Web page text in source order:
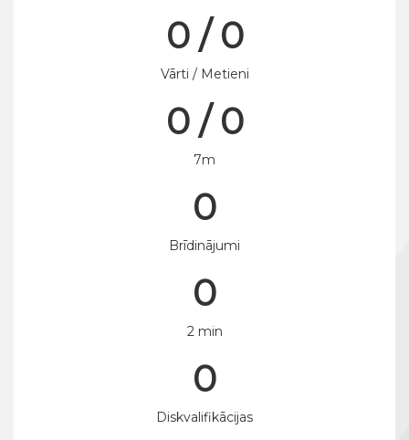
0 / 0
Vārti / Metieni
0 / 0
7m
0
Brīdinājumi
0
2 min
0
Diskvalifikācijas